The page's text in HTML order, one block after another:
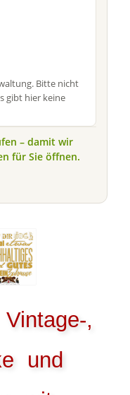
Bitte nicht
gibt hier keine
– damit wir
für Sie öffnen.
,
und